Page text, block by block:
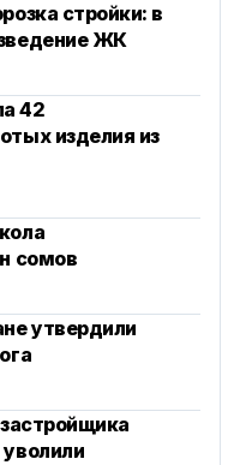
стройки: в
ЖК
42
изделия из
сомов
утвердили